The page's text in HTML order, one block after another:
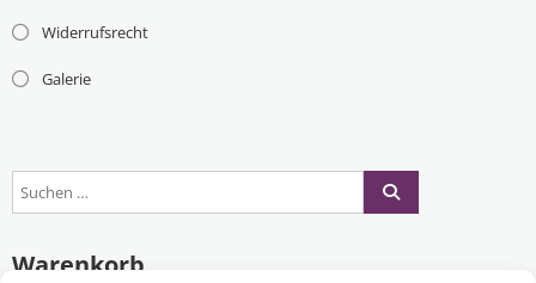
Widerrufsrecht
Galerie
Warenkorb